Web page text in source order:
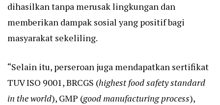
dihasilkan tanpa merusak lingkungan dan
memberikan dampak sosial yang positif bagi
masyarakat sekeliling.
“Selain itu, perseroan juga mendapatkan sertifikat
TUV ISO 9001, BRCGS (highest food safety standard
in the world), GMP (good manufacturing process),